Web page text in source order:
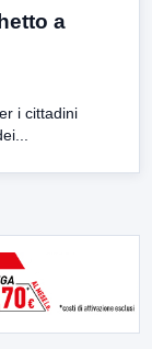
a
i cittadini